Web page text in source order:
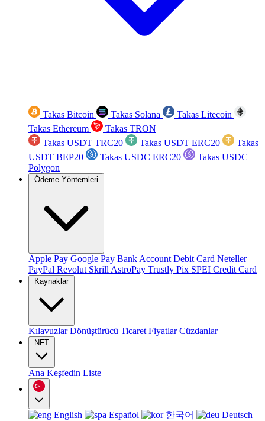
Takas Bitcoin Takas Solana
Takas Litecoin
Takas Ethereum
Takas TRON
Takas USDT TRC20
Takas USDT ERC20
Takas
USDT BEP20
Takas USDC ERC20
Takas USDC
Polygon
Ödeme Yöntemleri
Apple Pay Google Pay Bank Account Debit Card Neteller
PayPal Revolut Skrill AstroPay Trustly Pix SPEI Credit Card
Kaynaklar
KılavuzlarDönüştürücü Ticaret FiyatlarCüzdanlar
NFT
Ana Keşfedin Liste
English Español 한국어
Deutsch